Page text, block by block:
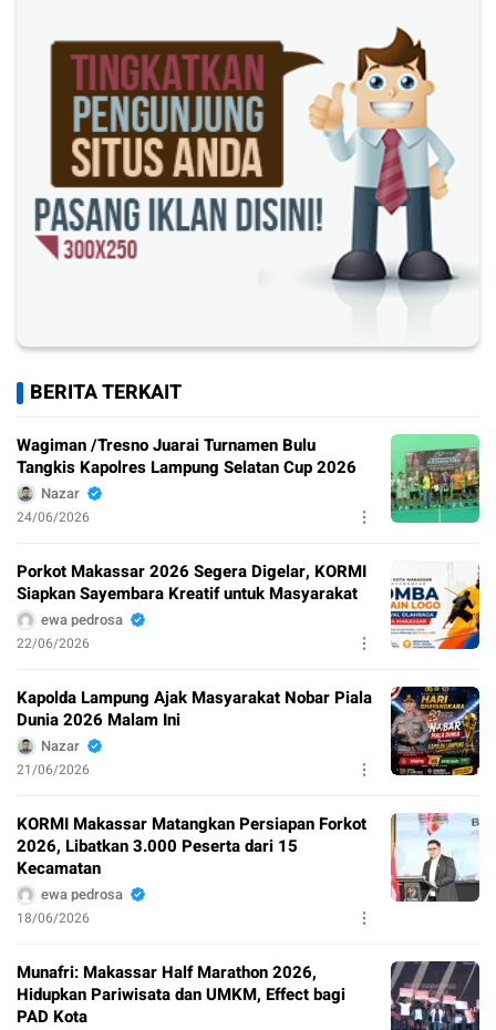
BERITA TERKAIT
Wagiman /Tresno Juarai Turnamen Bulu
Tangkis Kapolres Lampung Selatan Cup 2026
Nazar
24/06/2026
Porkot Makassar 2026 Segera Digelar, KORMI
Siapkan Sayembara Kreatif untuk Masyarakat
ewa pedrosa
22/06/2026
Kapolda Lampung Ajak Masyarakat Nobar Piala
Dunia 2026 Malam Ini
Nazar
21/06/2026
KORMI Makassar Matangkan Persiapan Forkot
2026, Libatkan 3.000 Peserta dari 15
Kecamatan
ewa pedrosa
18/06/2026
Munafri: Makassar Half Marathon 2026,
Hidupkan Pariwisata dan UMKM, Effect bagi
PAD Kota